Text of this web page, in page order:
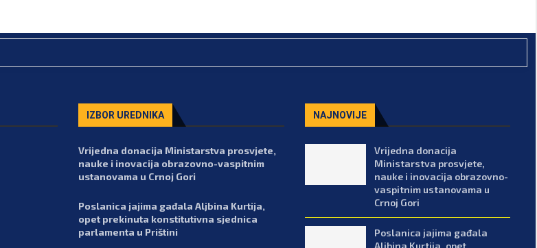
IZBOR UREDNIKA
Vrijedna donacija Ministarstva prosvjete,
nauke i inovacija obrazovno-vaspitnim
ustanovama u Crnoj Gori
Poslanica jajima gađala Aljbina Kurtija,
opet prekinuta konstitutivna sjednica
parlamenta u Prištini
NAJNOVIJE
Vrijedna donacija
Ministarstva prosvjete,
nauke i inovacija obrazovno-
vaspitnim ustanovama u
Crnoj Gori
Poslanica jajima gađala
Aljbina Kurtija, opet